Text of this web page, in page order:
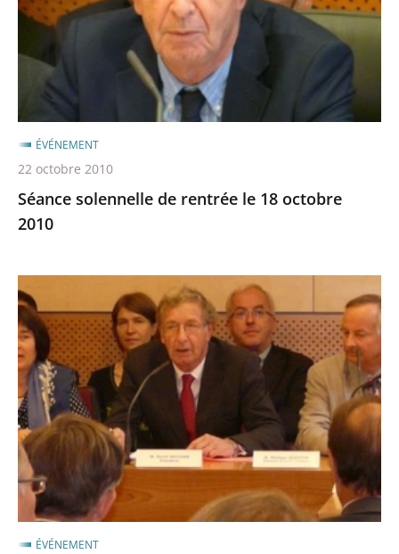
18
octobre
2010
Séance solennelle de rentrée le 18 octobre
2010
ÉVÉNEMENT
22 octobre 2010
Séance
solennelle
de
rentrée
le
28
septembre
2009
ÉVÉNEMENT